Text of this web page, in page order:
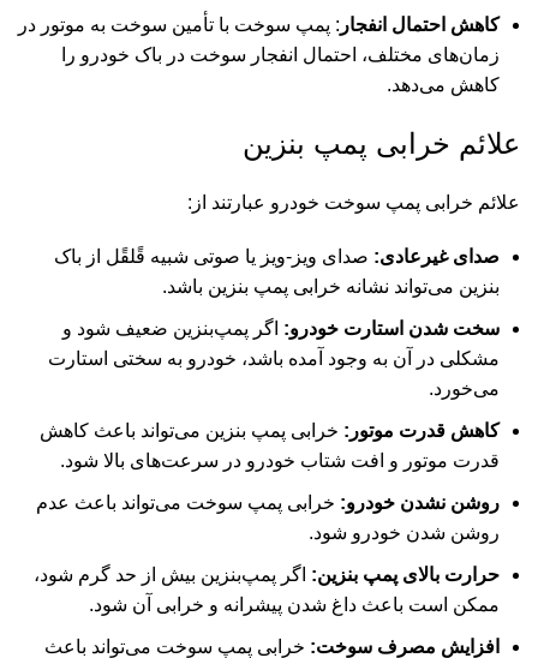
کاهش احتمال انفجار : پمپ سوخت با تأمین سوخت به موتور در
زمان‌های مختلف، احتمال انفجار سوخت در باک خودرو را
کاهش می‌دهد.
علائم خرابی پمپ بنزین
علائم خرابی پمپ سوخت خودرو عبارتند از:
صدای غیرعادی: صدای ویز-ویز یا صوتی شبیه قًلقًل از باک
بنزین می‌تواند نشانه خرابی پمپ بنزین باشد.
سخت شدن استارت خودرو: اگر پمپ‌بنزین ضعیف شود و
مشکلی در آن به وجود آمده باشد، خودرو به سختی استارت
می‌خورد.
کاهش قدرت موتور: خرابی پمپ بنزین می‌تواند باعث کاهش
قدرت موتور و افت شتاب خودرو در سرعت‌های بالا شود.
روشن نشدن خودرو: خرابی پمپ سوخت می‌تواند باعث عدم
روشن شدن خودرو شود.
حرارت بالای پمپ بنزین: اگر پمپ‌بنزین بیش از حد گرم شود،
ممکن است باعث داغ شدن پیشرانه و خرابی آن شود.
افزایش مصرف سوخت: خرابی پمپ سوخت می‌تواند باعث